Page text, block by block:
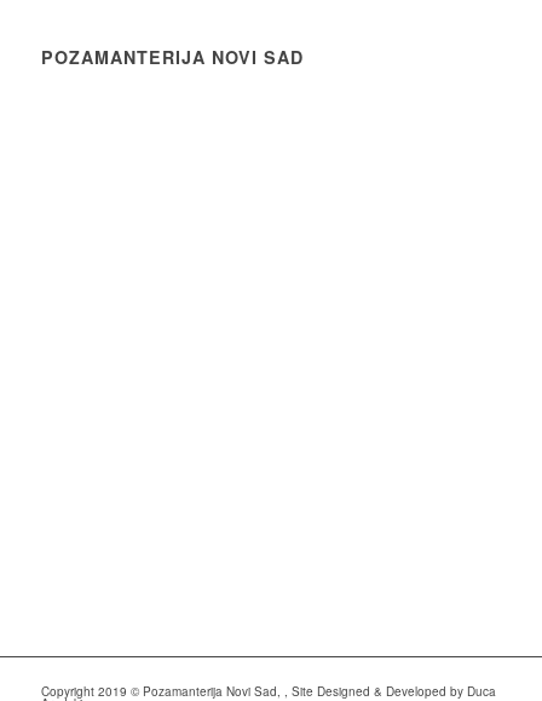
POZAMANTERIJA NOVI SAD
Copyright 2019 © Pozamanterija Novi Sad, , Site Designed & Developed by Duca